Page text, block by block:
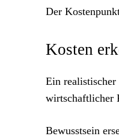
Der
Kosten
Ein
wirtschaftlicher
Bewusstsein